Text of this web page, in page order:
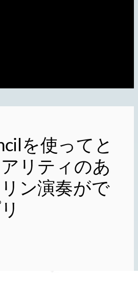
を使ってと
リティのあ
ン演奏がで